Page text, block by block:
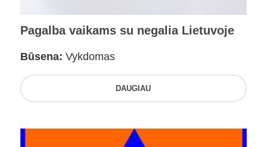
Pagalba vaikams su negalia Lietuvoje
Būsena: Vykdomas
DAUGIAU